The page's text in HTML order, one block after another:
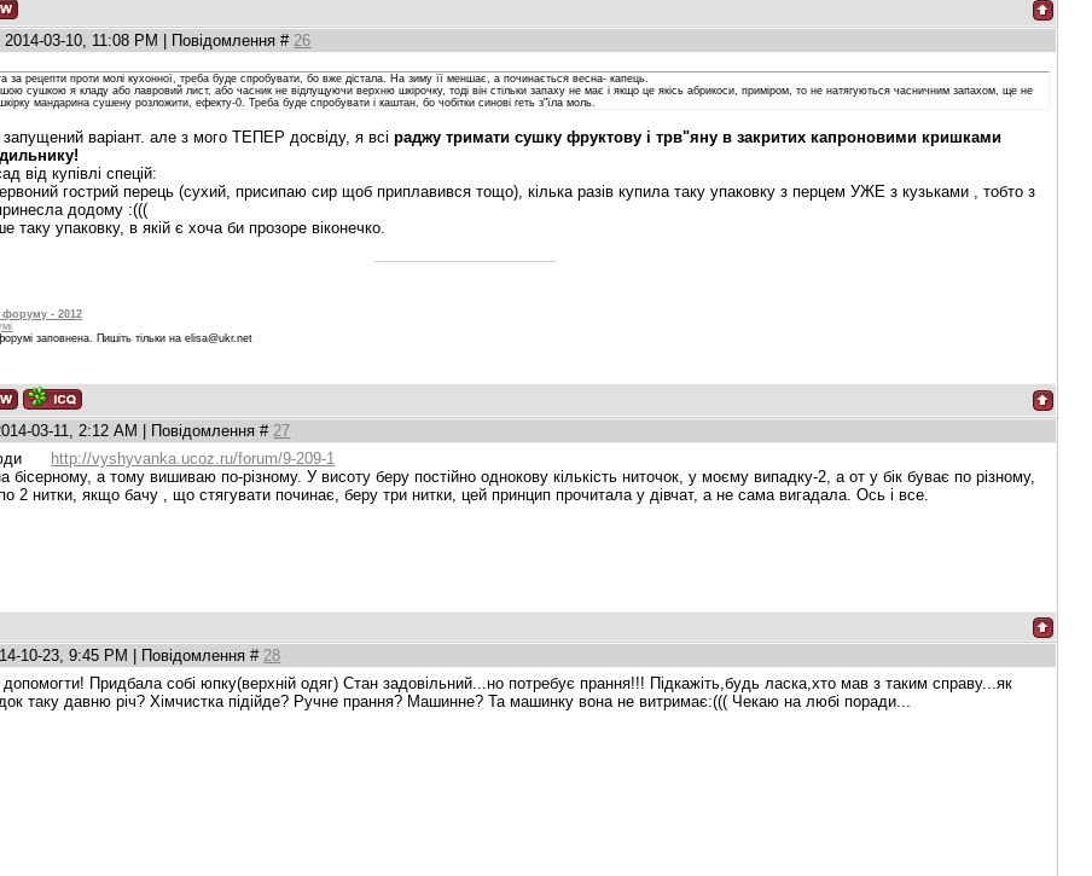
2014-03-10, 11:08 PM | Повідомлення # 26
за рецепти проти молі кухонної, треба буде спробувати, бо вже дістала. На зиму її меншає, а починається весна- капець.
сушкою я кладу або лавровий лист, або часник не відлущуючи верхню шкірочку, тоді він стільки запаху не має і якщо це якісь абрикоси, приміром, то не натягуються часничним запахом, ще не
мандарина сушену розложити, ефекту-0. Треба буде спробувати і каштан, бо чобітки синові геть з"їла моль.
варіант. але з мого ТЕПЕР досвіду, я всіраджу тримати сушку фруктову і трв"яну в закритих капроновими кришками
від купівлі спецій:
гострий перець (сухий, присипаю сир щоб приплавився тощо), кілька разів купила таку упаковку з перцем УЖЕ з кузьками , тобто з
додому :(((
таку упаковку, в якій є хоча би прозоре віконечко.
форуму - 2012
заповнена. Пишіть тільки на elisa@ukr.net
03-11, 2:12 AM | Повідомлення # 27
http://vyshyvanka.ucoz.ru/forum/9-209-1
а тому вишиваю по-різному. У висоту беру постійно однокову кількість ниточок, у моєму випадку-2, а от у бік буває по різному,
2 нитки, якщо бачу , що стягувати починає, беру три нитки, цей принцип прочитала у дівчат, а не сама вигадала. Ось і все.
10-23, 9:45 PM | Повідомлення # 28
Придбала собі юпку(верхній одяг) Стан задовільний...но потребує прання!!! Підкажіть,будь ласка,хто мав з таким справу...як
таку давню річ? Хімчистка підійде? Ручне прання? Машинне? Та машинку вона не витримає:((( Чекаю на любі поради...